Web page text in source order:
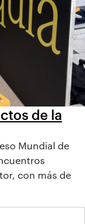
de la
Mundial de
con más de